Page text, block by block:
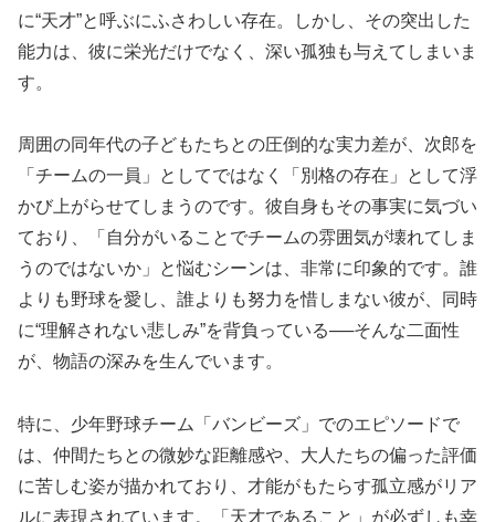
に“天才”と呼ぶにふさわしい存在。しかし、その突出した
能力は、彼に栄光だけでなく、深い孤独も与えてしまいま
す。
周囲の同年代の子どもたちとの圧倒的な実力差が、次郎を
「チームの一員」としてではなく「別格の存在」として浮
かび上がらせてしまうのです。彼自身もその事実に気づい
ており、「自分がいることでチームの雰囲気が壊れてしま
うのではないか」と悩むシーンは、非常に印象的です。誰
よりも野球を愛し、誰よりも努力を惜しまない彼が、同時
に“理解されない悲しみ”を背負っている──そんな二面性
が、物語の深みを生んでいます。
特に、少年野球チーム「バンビーズ」でのエピソードで
は、仲間たちとの微妙な距離感や、大人たちの偏った評価
に苦しむ姿が描かれており、才能がもたらす孤立感がリア
ルに表現されています。「天才であること」が必ずしも幸